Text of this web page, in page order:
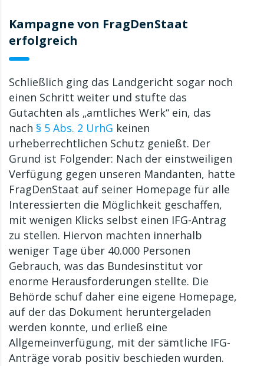
Kampagne von FragDenStaat
erfolgreich
Schließlich ging das Landgericht sogar noch
einen Schritt weiter und stufte das
Gutachten als „amtliches Werk“ ein, das
nach § 5 Abs. 2 UrhG keinen
urheberrechtlichen Schutz genießt. Der
Grund ist Folgender: Nach der einstweiligen
Verfügung gegen unseren Mandanten, hatte
FragDenStaat auf seiner Homepage für alle
Interessierten die Möglichkeit geschaffen,
mit wenigen Klicks selbst einen IFG-Antrag
zu stellen. Hiervon machten innerhalb
weniger Tage über 40.000 Personen
Gebrauch, was das Bundesinstitut vor
enorme Herausforderungen stellte. Die
Behörde schuf daher eine eigene Homepage,
auf der das Dokument heruntergeladen
werden konnte, und erließ eine
Allgemeinverfügung, mit der sämtliche IFG-
Anträge vorab positiv beschieden wurden.